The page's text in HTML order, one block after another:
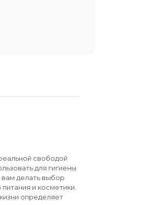
свободой
для гигиены
вам делать выбор
и косметики.
определяет